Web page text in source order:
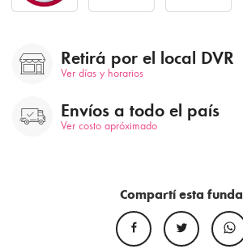
Retirá por el local DVR
Ver días y horarios
Envíos a todo el país
Ver costo apróximado
Compartí esta funda